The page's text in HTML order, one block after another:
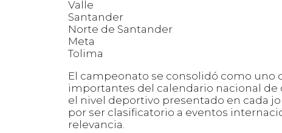
Valle
Santander
Norte de Santander
Meta
Tolima
El campeonato se consolidó como uno
importantes del calendario nacional de
el nivel deportivo presentado en cada
por ser clasificatorio a eventos
relevancia.